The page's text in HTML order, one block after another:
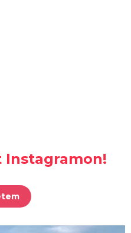
Instagramon!